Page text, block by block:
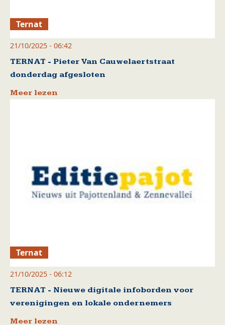
Ternat
21/10/2025 - 06:42
TERNAT - Pieter Van Cauwelaertstraat
donderdag afgesloten
Meer lezen
Ternat
21/10/2025 - 06:12
TERNAT - Nieuwe digitale infoborden voor
verenigingen en lokale ondernemers
Meer lezen